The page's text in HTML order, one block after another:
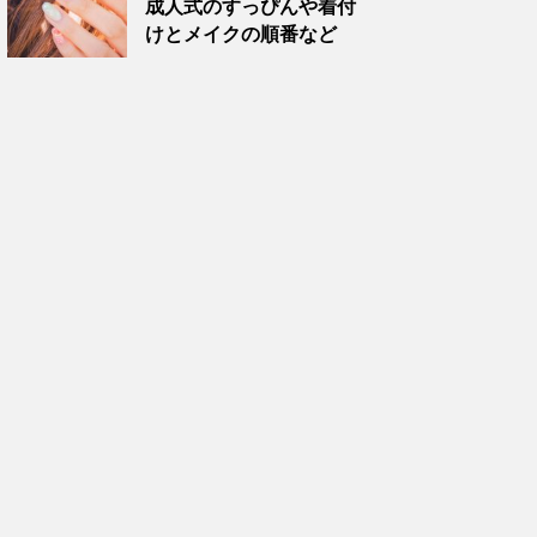
成人式のすっぴんや着付
けとメイクの順番など